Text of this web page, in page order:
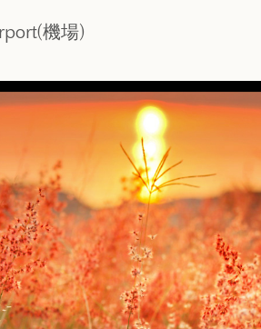
機場)